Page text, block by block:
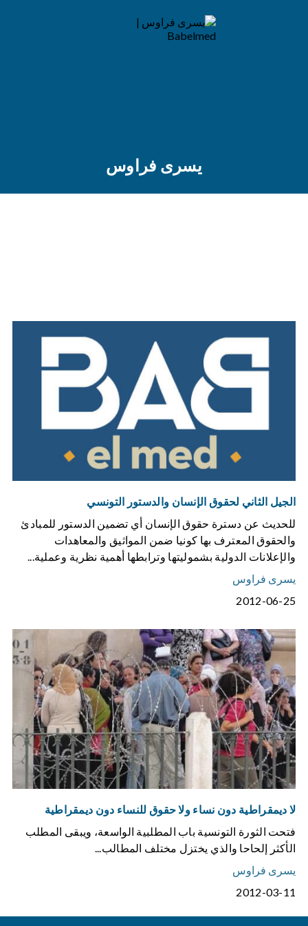
يسرى فراوس
الجيل الثاني لحقوق الإنسان والدستور التونسي
للحديث عن دسترة حقوق الإنسان أي تضمين الدستور للمبادئ
والحقوق المعترف بها كونيا ضمن المواثيق والمعاهدات
والإعلانات الدولية بشموليتها وترابطها أهمية نظرية وعملية...
يسرى فراوس
2012-06-25
لا ديمقراطية دون نساء ولا حقوق للنساء دون ديمقراطية
فتحت الثورة التونسية باب المطلبية الواسعة، ويبقى المطلب
الأكثر إلحاحا والذي يختزل مختلف المطالب...
يسرى فراوس
2012-03-11